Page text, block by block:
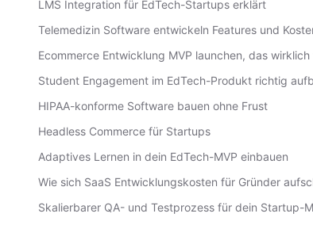
LMS Integration für EdTech-Startups erklärt
Telemedizin Software entwickeln Features und
Ecommerce Entwicklung MVP launchen, das
Student Engagement im EdTech-Produkt richtig
HIPAA-konforme Software bauen ohne Frust
Headless Commerce für Startups
Adaptives Lernen in dein EdTech-MVP einbauen
Wie sich SaaS Entwicklungskosten für Gründer
Skalierbarer QA- und Testprozess für dein Startup-